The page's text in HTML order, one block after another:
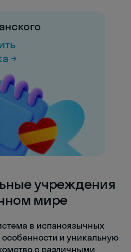
→
учреждения
мире
в испаноязычных
и уникальную
с различными